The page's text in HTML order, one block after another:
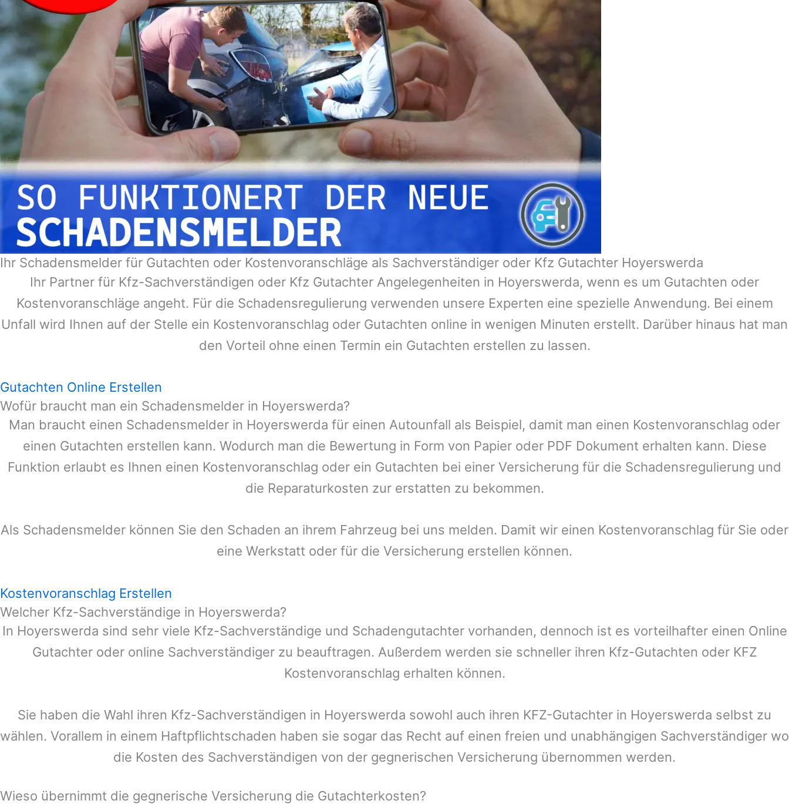
Ihr Schadensmelder für Gutachten oder Kostenvoranschläge als Sachverständiger oder Kfz Gutachter Hoyerswerda
Ihr Partner für Kfz-Sachverständigen oder Kfz Gutachter Angelegenheiten in Hoyerswerda, wenn es um Gutachten oder
Kostenvoranschläge angeht. Für die Schadensregulierung verwenden unsere Experten eine spezielle Anwendung. Bei einem
Unfall wird Ihnen auf der Stelle ein Kostenvoranschlag oder Gutachten online in wenigen Minuten erstellt. Darüber hinaus hat man
den Vorteil ohne einen Termin ein Gutachten erstellen zu lassen.
Gutachten Online Erstellen
Wofür braucht man ein Schadensmelder in Hoyerswerda?
Man braucht einen Schadensmelder in Hoyerswerda für einen Autounfall als Beispiel, damit man einen Kostenvoranschlag oder
einen Gutachten erstellen kann. Wodurch man die Bewertung in Form von Papier oder PDF Dokument erhalten kann. Diese
Funktion erlaubt es Ihnen einen Kostenvoranschlag oder ein Gutachten bei einer Versicherung für die Schadensregulierung und
die Reparaturkosten zur erstatten zu bekommen.
Als Schadensmelder können Sie den Schaden an ihrem Fahrzeug bei uns melden. Damit wir einen Kostenvoranschlag für Sie oder
eine Werkstatt oder für die Versicherung erstellen können.
Kostenvoranschlag Erstellen
Welcher Kfz-Sachverständige in Hoyerswerda?
In Hoyerswerda sind sehr viele Kfz-Sachverständige und Schadengutachter vorhanden, dennoch ist es vorteilhafter einen Online
Gutachter oder online Sachverständiger zu beauftragen. Außerdem werden sie schneller ihren Kfz-Gutachten oder KFZ
Kostenvoranschlag erhalten können.
Sie haben die Wahl ihren Kfz-Sachverständigen in Hoyerswerda sowohl auch ihren KFZ-Gutachter in Hoyerswerda selbst zu
wählen. Vorallem in einem Haftpflichtschaden haben sie sogar das Recht auf einen freien und unabhängigen Sachverständiger wo
die Kosten des Sachverständigen von der gegnerischen Versicherung übernommen werden.
Wieso übernimmt die gegnerische Versicherung die Gutachterkosten?